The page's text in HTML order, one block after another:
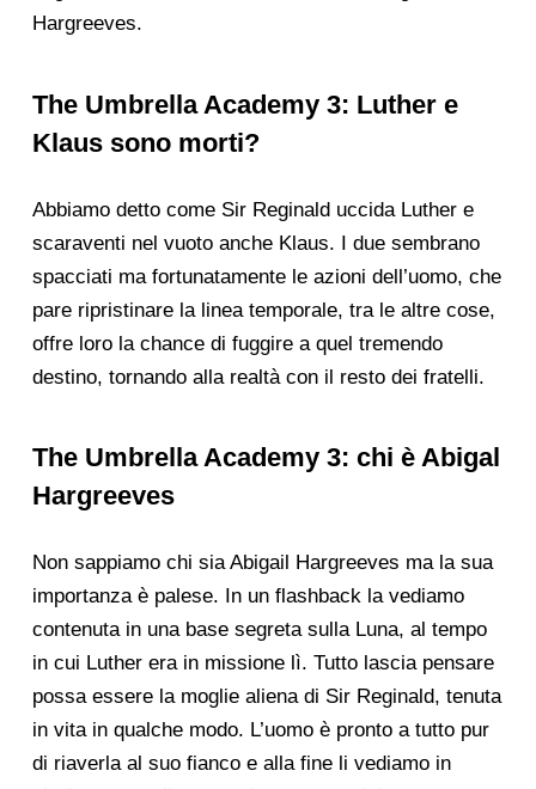
Hargreeves.
The Umbrella Academy 3: Luther e
Klaus sono morti?
Abbiamo detto come Sir Reginald uccida Luther e
scaraventi nel vuoto anche Klaus. I due sembrano
spacciati ma fortunatamente le azioni dell’uomo, che
pare ripristinare la linea temporale, tra le altre cose,
offre loro la chance di fuggire a quel tremendo
destino, tornando alla realtà con il resto dei fratelli.
The Umbrella Academy 3: chi è Abigal
Hargreeves
Non sappiamo chi sia Abigail Hargreeves ma la sua
importanza è palese. In un flashback la vediamo
contenuta in una base segreta sulla Luna, al tempo
in cui Luther era in missione lì. Tutto lascia pensare
possa essere la moglie aliena di Sir Reginald, tenuta
in vita in qualche modo. L’uomo è pronto a tutto pur
di riaverla al suo fianco e alla fine li vediamo in